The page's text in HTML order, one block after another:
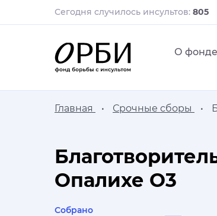
Сегодня случилось инсультов: 805
О фонде
Главная Срочные сборы
Опалихе О3
Собрано